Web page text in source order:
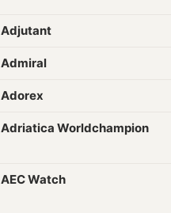
Adjutant
Admiral
Adorex
Adriatica Worldchampion
AEC Watch